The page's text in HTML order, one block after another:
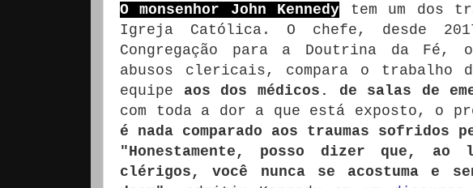
O monsenhor John Kennedy tem um dos
Igreja Católica.
O chefe, desde
Congregação para a Doutrina da Fé,
abusos clericais, compara o trabalho
equipe aos dos médicos. de salas de
com toda a dor a que está exposto, o
é nada comparado aos traumas
"Honestamente, posso dizer que,
clérigos, você nunca se acostuma e